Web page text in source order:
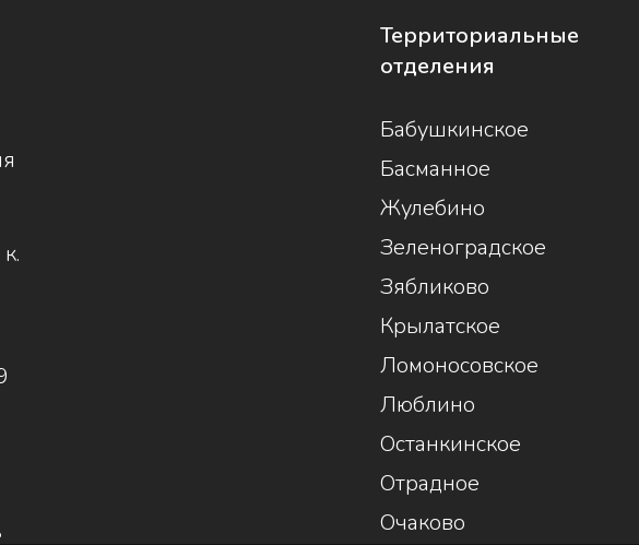
Территориальные
отделения
Бабушкинское
Басманное
Жулебино
Зеленоградское
Зябликово
Крылатское
Ломоносовское
Люблино
Останкинское
Отрадное
Очаково